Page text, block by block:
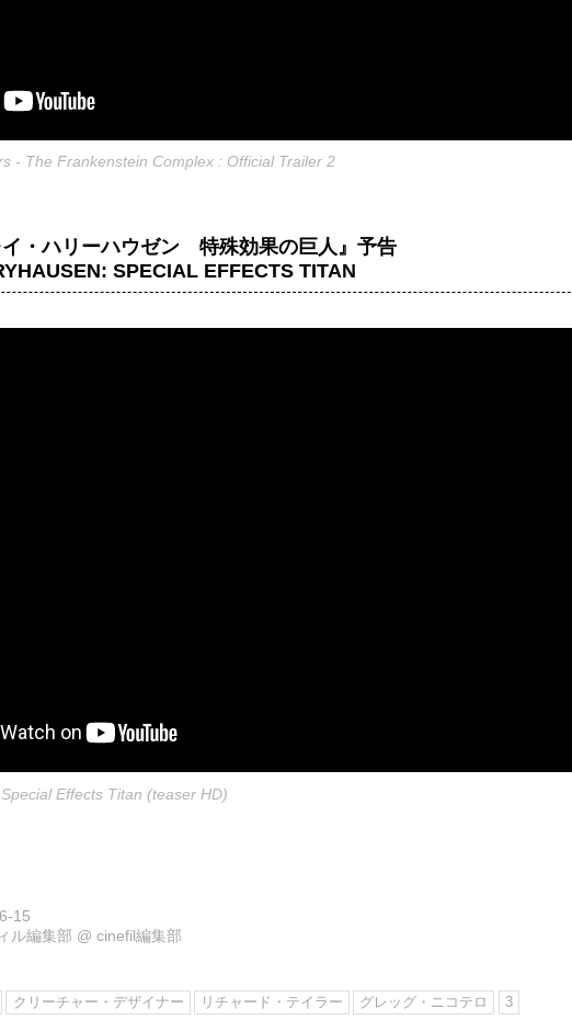
- The Frankenstein Complex : Official Trailer 2
・ハリーハウゼン 特殊効果の巨人』予告
SPECIAL EFFECTS TITAN
Effects Titan (teaser HD)
15
ル編集部 @cinefil編集部
クリーチャー・デザイナー リチャード・テイラー グレッグ・ニコテロ 3